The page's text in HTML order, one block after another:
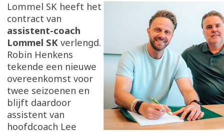
Lommel SK heeft het
contract van
assistent-coach
Lommel SK verlengd.
Robin Henkens
tekende een nieuwe
overeenkomst voor
twee seizoenen en
blijft daardoor
assistent van
hoofdcoach Lee